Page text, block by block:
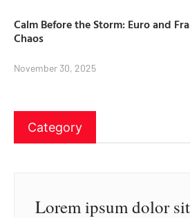
Calm Before the Storm: Euro and
Chaos
November 30, 2025
Category
Lorem ipsum dolor